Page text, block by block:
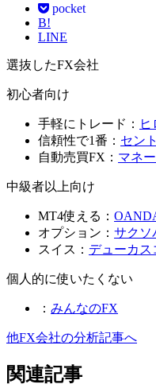
pocket
B!
LINE
選抜したFX会社
初心者向け
手軽にトレード：
信頼性で1番： セン
自動売買FX： マネ
中級者以上向け
MT4使える：
オプション： サクソ
スイス： デューカス
個人的に使いたくない
： みんなのFX
他FX会社の分析記事へ
関連記事